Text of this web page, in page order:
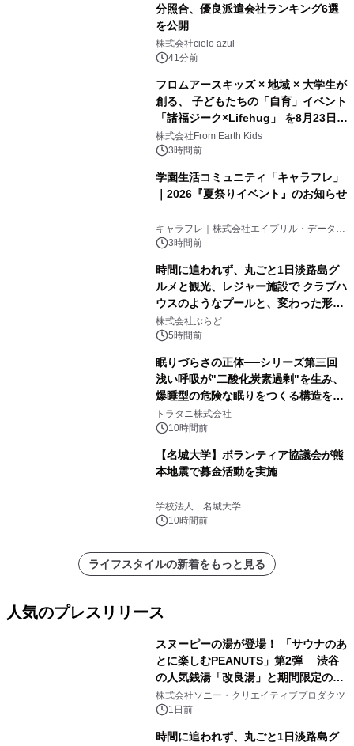
分照合、優良派遣会社ランキング6選
を公開
株式会社cielo azul
41分前
フロムアースキッズ × 地域 × 大学生が
創る、 子どもたちの「自育」イベント
「諸福ジーク×Lifehug」 を8月23日
(日)開催
株式会社From Earth Kids
3時間前
学園生活コミュニティ「キャラフレ」
｜2026『夏祭りイベント』のお知らせ
キャラフレ｜株式会社エイプリル・データ・
デザインズ
3時間前
時間に追われず、丸ごと1日淡路島グ
ルメと観光、レジャー施設で クラブハ
ウスのようなプールと、変わった形の
サウナも 「THE BOXY AWAJI」のお
得な素泊まり連泊プランで
株式会社ぷらど
5時間前
眠りづらさの正体──シリーズ第三回
浅い呼吸が"二酸化炭素過剰"を生み、
爆睡型の危険な眠りをつくる構造を解
説
トラタニ株式会社
10時間前
【名城大学】ボランティア協議会が熊
本地震で募金活動を実施
学校法人 名城大学
10時間前
ライフスタイルの新着をもっと見る
人気のプレスリリース
スヌーピーの湯が登場！ 「サウナのあ
とに楽しむPEANUTS」第2弾 渋谷
の人気銭湯「改良湯」と期間限定のコ
ラボレーション サウナイキタイコラ
ボグッズも発売決定！
株式会社ソニー・クリエイティブプロダクツ
1日前
時間に追われず、丸ごと1日淡路島グ